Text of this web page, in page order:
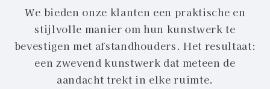
We bieden onze klanten een praktische en
stijlvolle manier om hun kunstwerk te
bevestigen met afstandhouders. Het resultaat:
een zwevend kunstwerk dat meteen de
aandacht trekt in elke ruimte.